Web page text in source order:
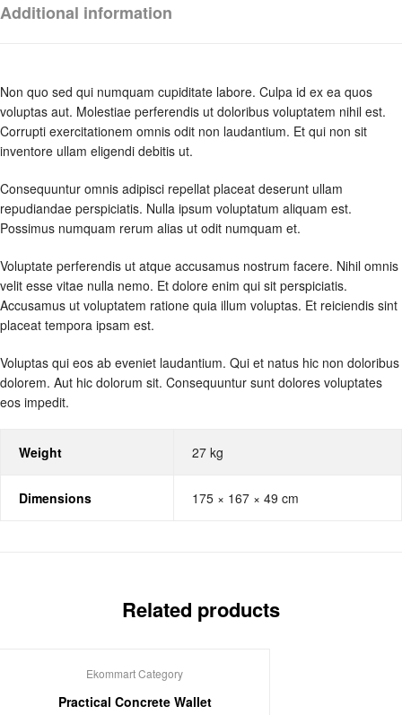
Additional information
Non quo sed qui numquam cupiditate labore. Culpa id ex ea quos
voluptas aut. Molestiae perferendis ut doloribus voluptatem nihil est.
Corrupti exercitationem omnis odit non laudantium. Et qui non sit
inventore ullam eligendi debitis ut.
Consequuntur omnis adipisci repellat placeat deserunt ullam
repudiandae perspiciatis. Nulla ipsum voluptatum aliquam est.
Possimus numquam rerum alias ut odit numquam et.
Voluptate perferendis ut atque accusamus nostrum facere. Nihil omnis
velit esse vitae nulla nemo. Et dolore enim qui sit perspiciatis.
Accusamus ut voluptatem ratione quia illum voluptas. Et reiciendis sint
placeat tempora ipsam est.
Voluptas qui eos ab eveniet laudantium. Qui et natus hic non doloribus
dolorem. Aut hic dolorum sit. Consequuntur sunt dolores voluptates
eos impedit.
Weight 27 kg
Dimensions 175 × 167 × 49 cm
Related products
Ekommart Category
Practical Concrete Wallet